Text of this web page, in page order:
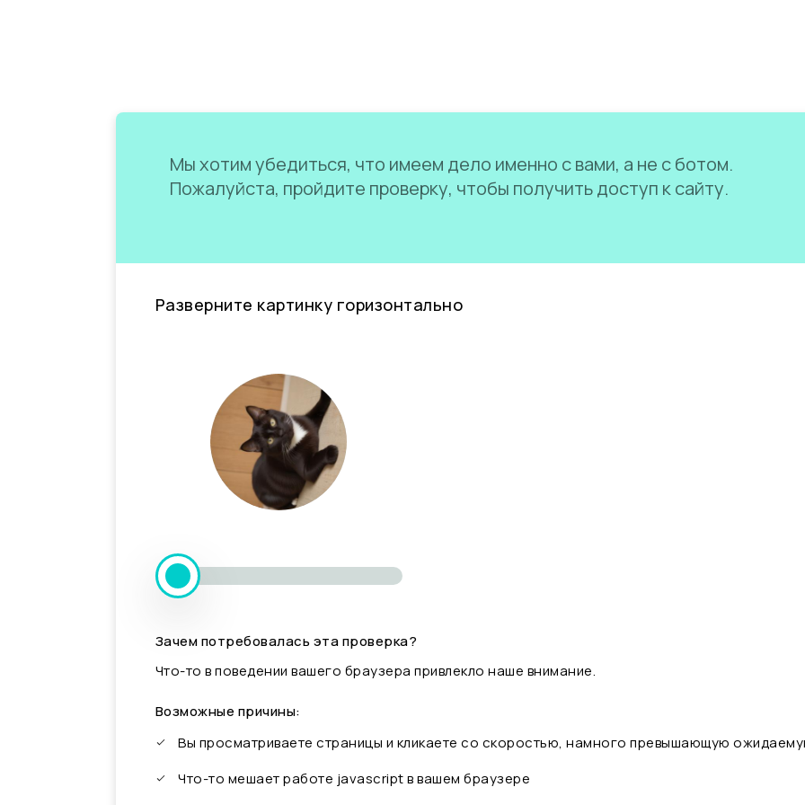
Мы хотим убедиться, что имеем дело именно с вами, а не с ботом.
Пожалуйста, пройдите проверку, чтобы получить доступ к сайту.
Разверните картинку горизонтально
Зачем потребовалась эта проверка?
Что-то в поведении вашего браузера привлекло наше внимание.
Возможные причины:
Вы просматриваете страницы и кликаете со скоростью, намного превышающую
Что-то мешает работе javascript в вашем браузере